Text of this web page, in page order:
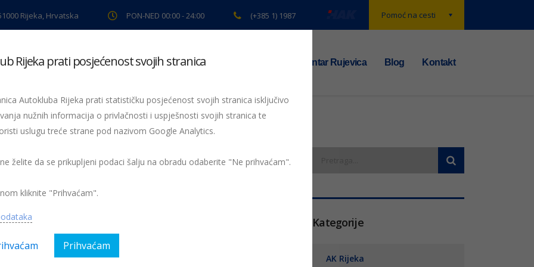
Pomoć na cesti
Rijeka, Hrvatska PON-NED 00:00 - 24:00 (+385 1) 1987
pregled Pomoć na cesti Servis Preventiva TS centar Rujevica Blog Kontakt
prometa na cestama
Kategorija: AK Rijeka, Magazin
Kategorije
AK Rijeka
Rijeka prati posjećenost svojih stranica
Autokluba Rijeka prati statističku posjećenost svojih stranica isključivo
nužnih informacija o privlačnosti i uspješnosti svojih stranica te
uslugu treće strane pod nazivom Google Analytics.
želite da se prikupljeni podaci šalju na obradu odaberite "Ne prihvaćam".
kliknite "Prihvaćam".
Prihvaćam